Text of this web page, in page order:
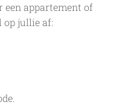
een appartement of
op jullie af: